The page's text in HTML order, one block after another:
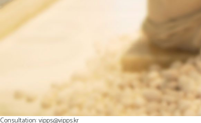
Consultation:vipps@vipps.kr